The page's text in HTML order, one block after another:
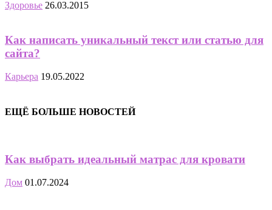
Здоровье 26.03.2015
Как написать уникальный текст или статью для
сайта?
Карьера 19.05.2022
ЕЩЁ БОЛЬШЕ НОВОСТЕЙ
Как выбрать идеальный матрас для кровати
Дом 01.07.2024